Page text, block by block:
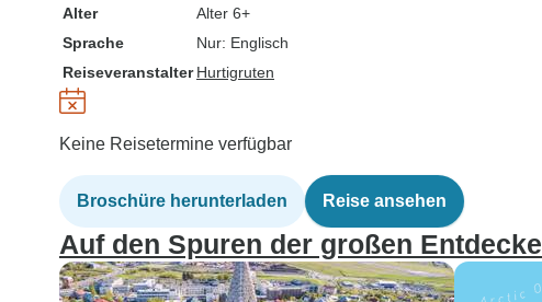
Alter
Alter 6+
Sprache
Nur: Englisch
Reiseveranstalter Hurtigruten
Keine Reisetermine verfügbar
Broschüre herunterladen Reise ansehen
Auf den Spuren der großen